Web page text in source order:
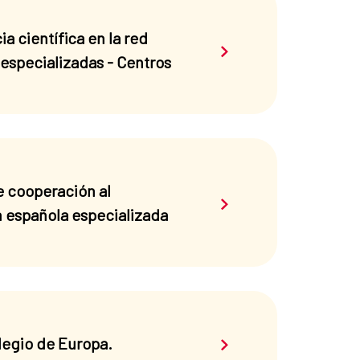
científica en la red
- Centros
Saber más sobre el
cooperación al
española especializada
Saber más sobre el
de Europa.
Saber más sobre el